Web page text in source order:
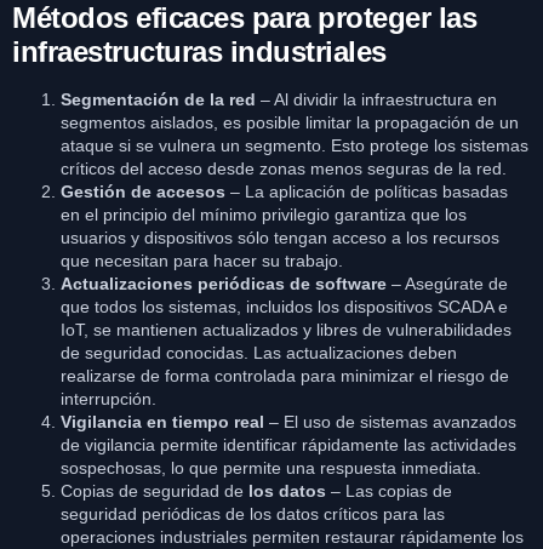
Métodos eficaces para proteger las
infraestructuras industriales
Segmentación de la red – Al dividir la infraestructura en
segmentos aislados, es posible limitar la propagación de un
ataque si se vulnera un segmento. Esto protege los sistemas
críticos del acceso desde zonas menos seguras de la red.
Gestión de accesos – La aplicación de políticas basadas
en el principio del mínimo privilegio garantiza que los
usuarios y dispositivos sólo tengan acceso a los recursos
que necesitan para hacer su trabajo.
Actualizaciones periódicas de software – Asegúrate de
que todos los sistemas, incluidos los dispositivos SCADA e
IoT, se mantienen actualizados y libres de vulnerabilidades
de seguridad conocidas. Las actualizaciones deben
realizarse de forma controlada para minimizar el riesgo de
interrupción.
Vigilancia en tiempo real – El uso de sistemas avanzados
de vigilancia permite identificar rápidamente las actividades
sospechosas, lo que permite una respuesta inmediata.
Copias de seguridad de los datos – Las copias de
seguridad periódicas de los datos críticos para las
operaciones industriales permiten restaurar rápidamente los